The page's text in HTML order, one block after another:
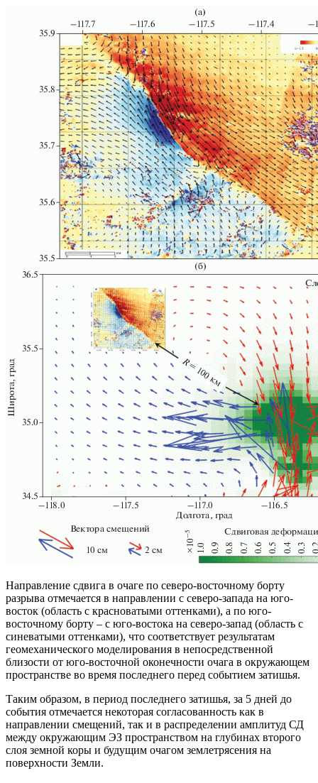
Направление сдвига в очаге по северо-восточному борту
разрыва отмечается в направлении с северо-запада на юго-
восток (область с красноватыми оттенками), а по юго-
восточному борту – с юго-востока на северо-запад (область с
синеватыми оттенками), что соответствует результатам
геомеханического моделирования в непосредственной
близости от юго-восточной оконечности очага в окружающем
пространстве во время последнего перед событием затишья.
Таким образом, в период последнего затишья, за 5 дней до
события отмечается некоторая согласованность как в
направлении смещений, так и в распределении амплитуд СД
между окружающим ЭЗ пространством на глубинах второго
слоя земной коры и будущим очагом землетрясения на
поверхности Земли.